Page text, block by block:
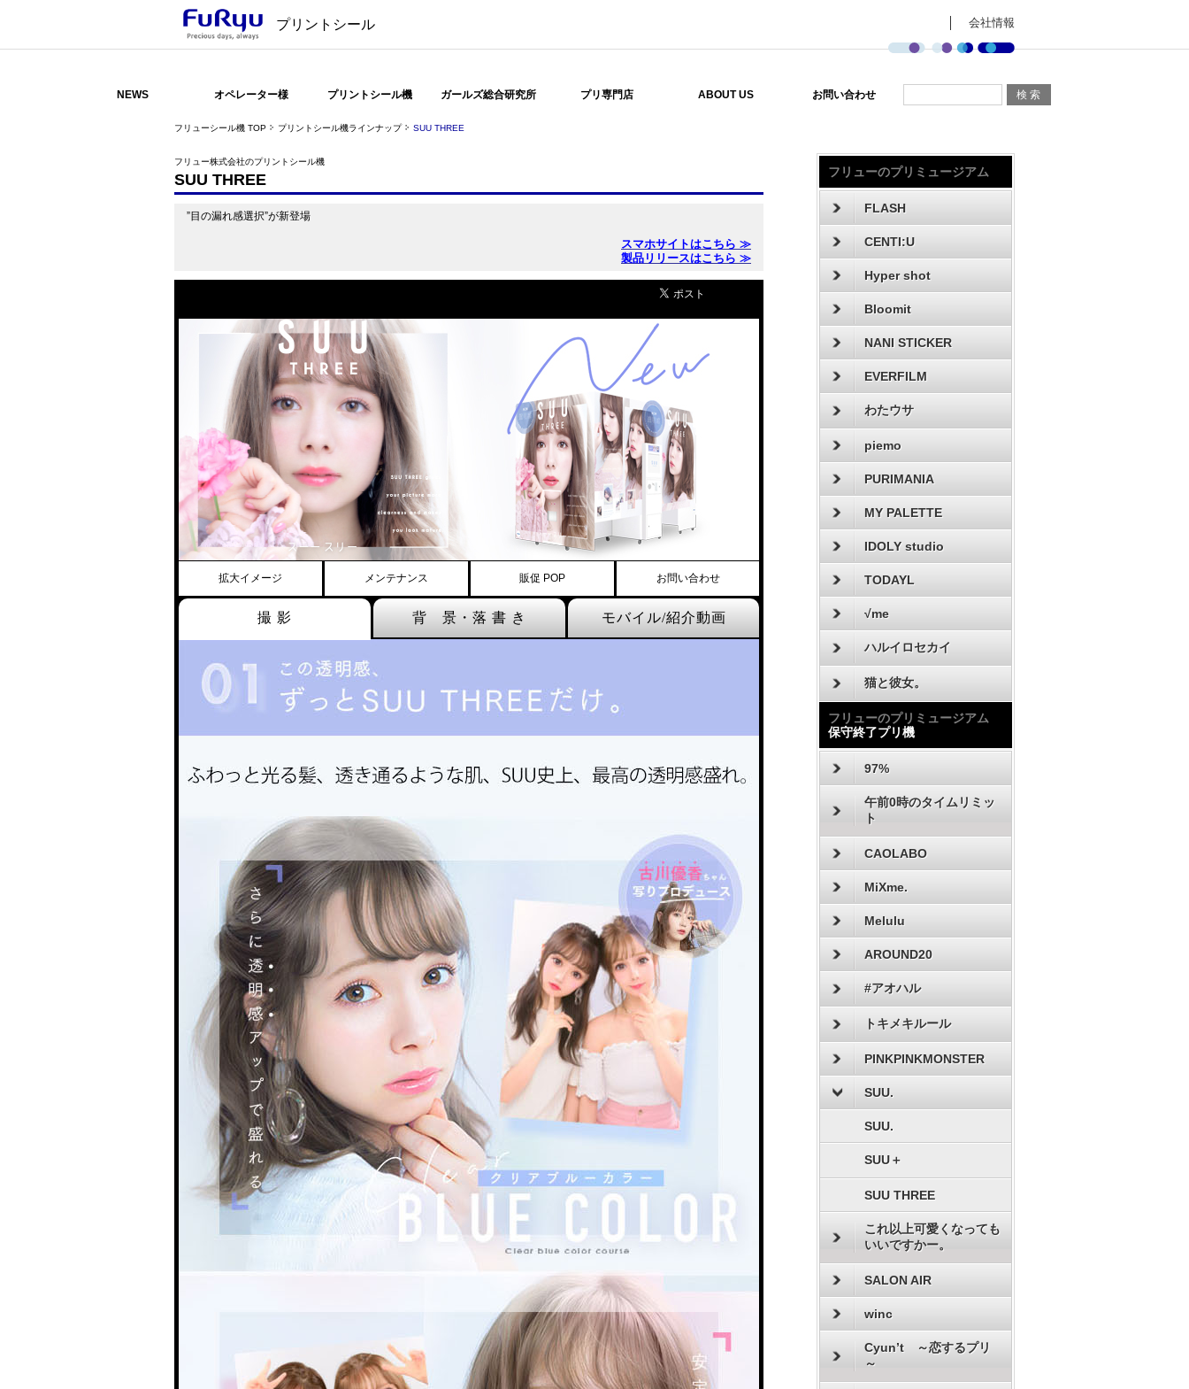
プリントシール 会社情報
NEWS オペレーター様 プリントシール機 ガールズ総合研究所 プリ専門店 ABOUT US お問い合わせ
フリューシール機 TOP プリントシール機ラインナップ SUU THREE
フリュー株式会社のプリントシール機
SUU THREE
”目の漏れ感選択”が新登場
スマホサイトはこちら ≫
製品リリースはこちら ≫
拡大イメージ メンテナンス 販促 POP お問い合わせ
撮 影 背 景・落 書 き モバイル/紹介動画
フリューのプリミュージアム
FLASH
CENTI:U
Hyper shot
Bloomit
NANI STICKER
EVERFILM
わたウサ
piemo
PURIMANIA
MY PALETTE
IDOLY studio
TODAYL
√me
ハルイロセカイ
猫と彼女。
フリューのプリミュージアム
保守終了プリ機
97%
午前0時のタイムリミッ
ト
CAOLABO
MiXme.
Melulu
AROUND20
#アオハル
トキメキルール
PINKPINKMONSTER
SUU.
SUU.
SUU＋
SUU THREE
これ以上可愛くなっても
いいですかー。
SALON AIR
winc
Cyun’t ～恋するプリ
～